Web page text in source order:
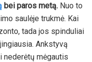
bei paros metą. Nuo to
saulėje trukmė. Kai
tada jos spinduliai
Ankstyvą
nederėtų mėgautis